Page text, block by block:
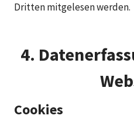
Dritten mitgelesen werden.
4.
Cookies